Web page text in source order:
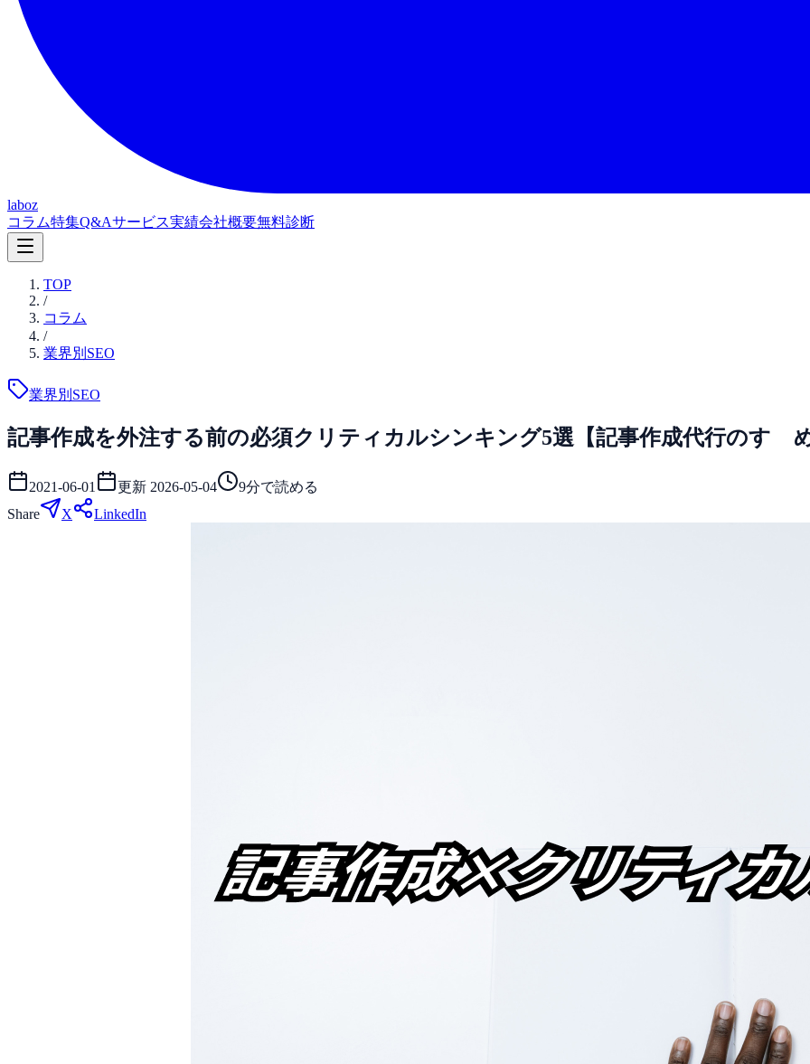
laboz
コラム特集Q&Aサービス実績会社概要無料診断
TOP
/
コラム
/
業界別SEO
業界別SEO
記事作成を外注する前の必須クリティカルシンキング5選【記事作成代行のすゝ
2021-06-01 更新 2026-05-04 9分で読める
Share
X LinkedIn